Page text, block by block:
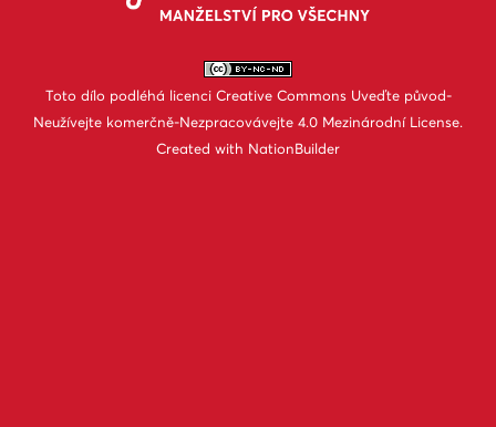
Toto dílo podléhá licenci Creative Commons Uveďte původ-
Neužívejte komerčně-Nezpracovávejte 4.0 Mezinárodní License.
Created with NationBuilder